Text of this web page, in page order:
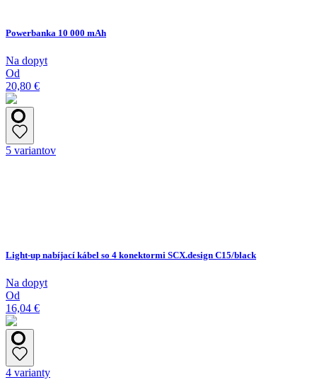
Powerbanka 10 000 mAh
Na dopyt
Od
20,80 €
5 variantov
Light-up nabíjací kábel so 4 konektormi SCX.design C15/black
Na dopyt
Od
16,04 €
4 varianty